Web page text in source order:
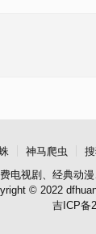
神马爬虫
电视剧、经典动
© 2022
吉ICP备